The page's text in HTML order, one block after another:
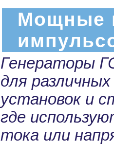
Мощные
Генераторы
для
установок и
где
тока или